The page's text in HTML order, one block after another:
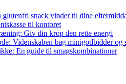
snack vinder til dine
til kontoret
Giv din krop den rette energi
Videnskaben bag minigodbidder og
En guide til smagskombinationer